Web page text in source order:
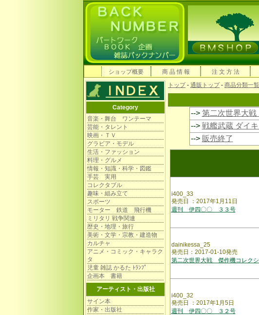
ショップ概要
商 品 情 報 注 文 方 法
Category
音楽・舞台 ワンテーマ
芸能・タレント
映画・ＴＶ
グラビア・モデル
生活・ファッション
料理・グルメ
情報・知識・科学・図鑑
手芸 実用
コレクタブル
趣味・組み立て
スポーツ
モーター 鉄道 飛行機
ミリタリ 戦争関連
歴史・地理・旅行
美術・文学・宗教・建造物
カルチャ
アニメ・コミック・キャラク
タ
児童 雑誌 かるた ﾄﾗﾝﾌﾟ
企画本 書籍
アーティスト・出版社
サイン本
作家・出版社
トップ- 通販トップ- 商品分類一覧
--> 第二次世界大
--> 戦艦武蔵 ダイ
--> 販売終了
i400_33
発売日 ：2017年1月11日
週刊 伊四〇〇 ３３号
dainikessa_25
発売日：2017-01-10発売
第二次世界大戦 傑作機コレク
i400_32
発売日 ：2017年1月5日
週刊 伊四〇〇 ３２号